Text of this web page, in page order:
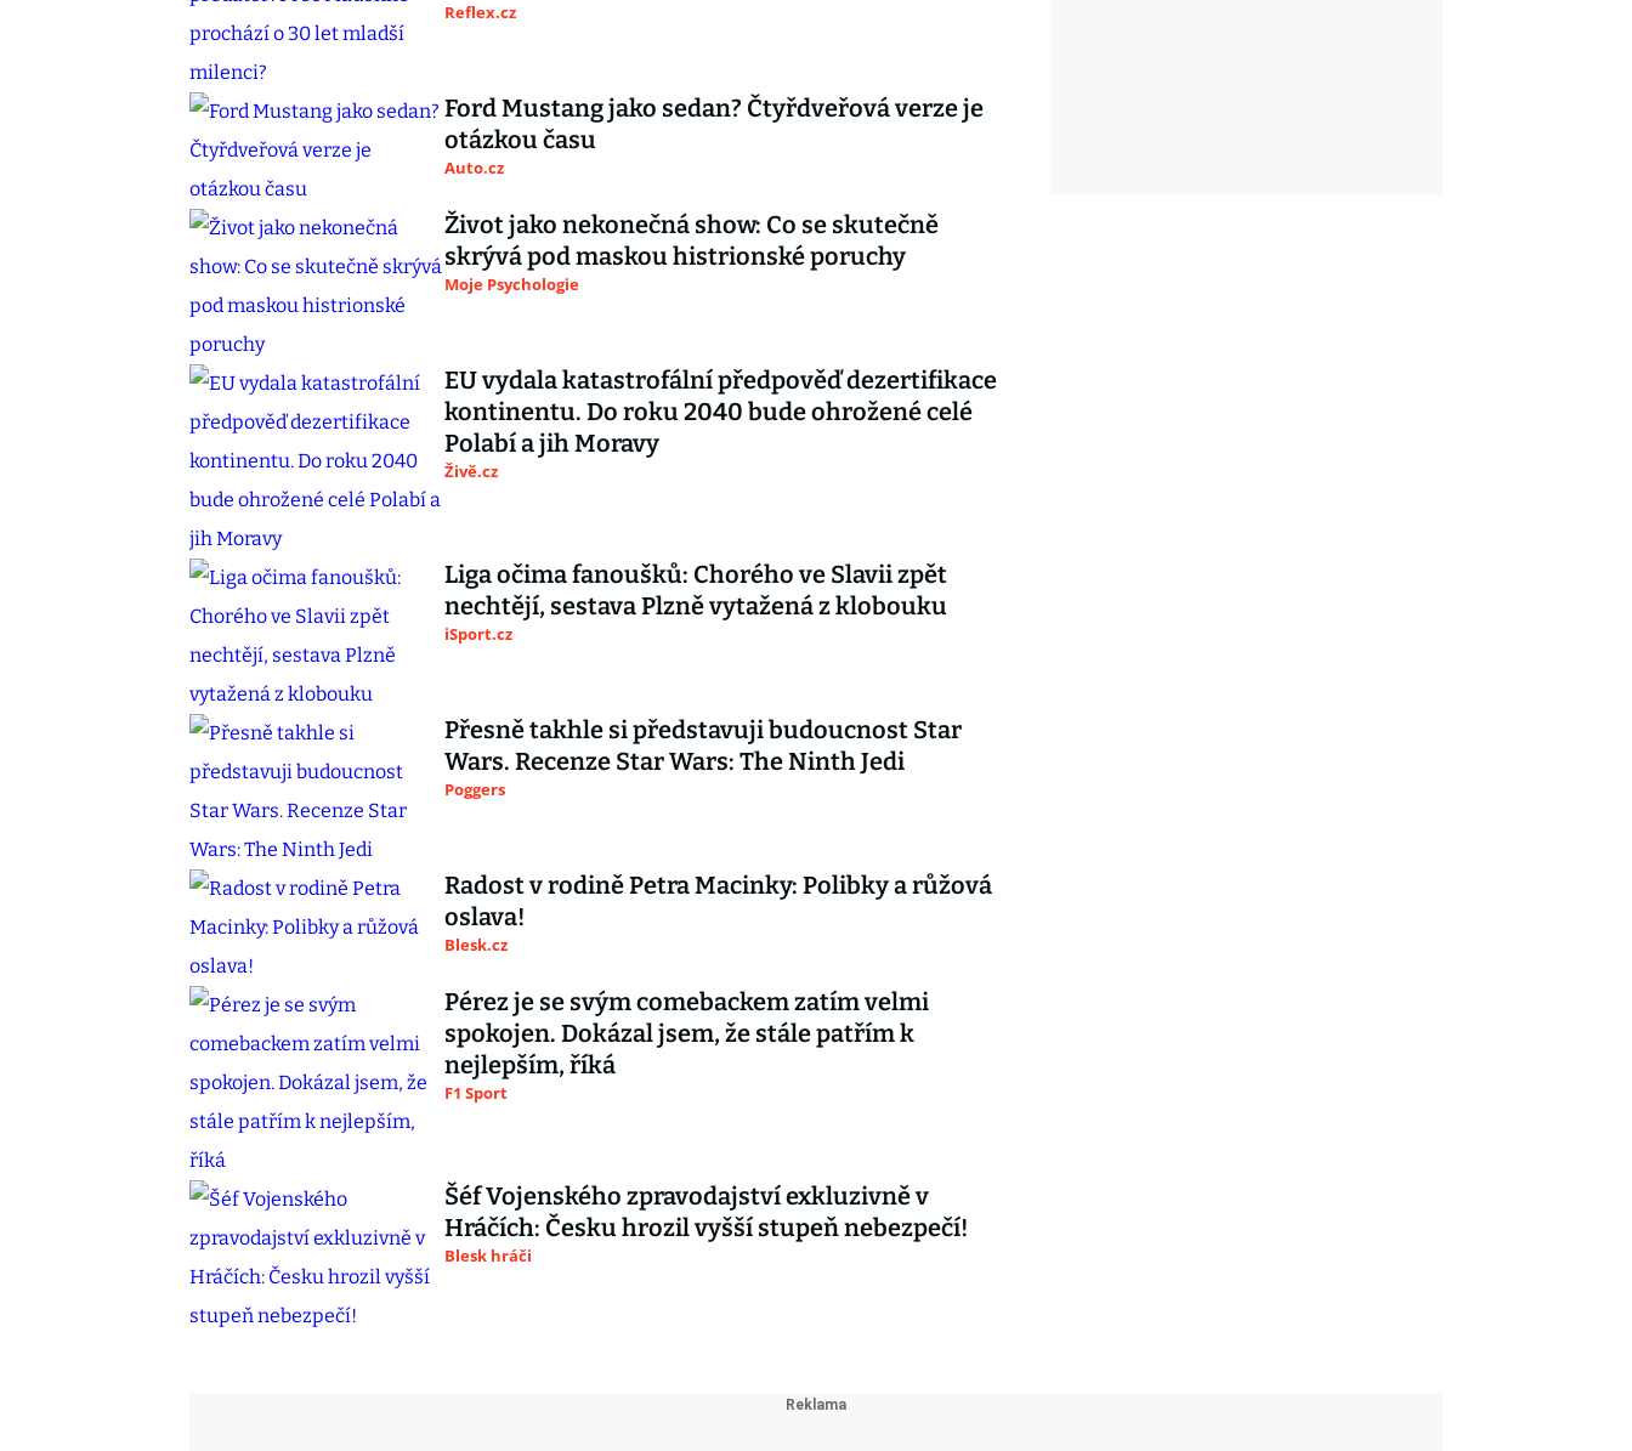
Reflex.cz
Ford Mustang jako sedan? Čtyřdveřová verze je
otázkou času
Auto.cz
Život jako nekonečná show: Co se skutečně
skrývá pod maskou histrionské poruchy
Moje Psychologie
EU vydala katastrofální předpověď dezertifikace
kontinentu. Do roku 2040 bude ohrožené celé
Polabí a jih Moravy
Živě.cz
Liga očima fanoušků: Chorého ve Slavii zpět
nechtějí, sestava Plzně vytažená z klobouku
iSport.cz
Přesně takhle si představuji budoucnost Star
Wars. Recenze Star Wars: The Ninth Jedi
Poggers
Radost v rodině Petra Macinky: Polibky a růžová
oslava!
Blesk.cz
Pérez je se svým comebackem zatím velmi
spokojen. Dokázal jsem, že stále patřím k
nejlepším, říká
F1 Sport
Šéf Vojenského zpravodajství exkluzivně v
Hráčích: Česku hrozil vyšší stupeň nebezpečí!
Blesk hráči